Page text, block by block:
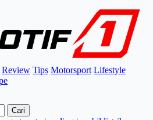
Review Tips Motorsport Lifestyle
Cari